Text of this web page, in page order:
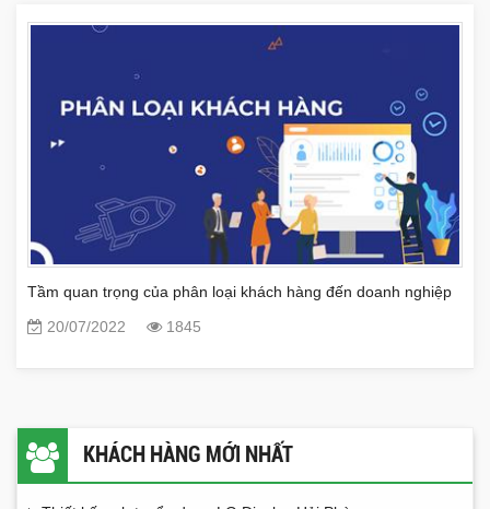
Tầm quan trọng của phân loại khách hàng đến doanh nghiệp
20/07/2022
1845
KHÁCH HÀNG MỚI NHẤT